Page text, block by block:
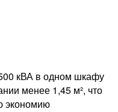
кВА в одном шкафу
менее 1,45 м², что
экономию